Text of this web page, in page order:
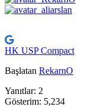
HK USP Compact
Başlatan RekarnO
Yanıtlar: 2
Gösterim: 5,234